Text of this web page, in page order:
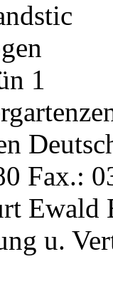
Fax.:
Ewald
u.